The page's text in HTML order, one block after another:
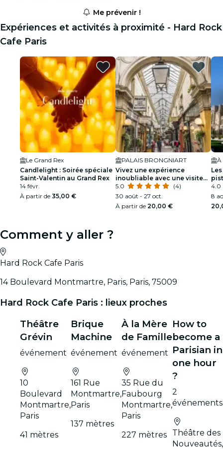
Me prévenir !
Expériences et activités à proximité - Hard Rock
Cafe Paris
Le Grand Rex
Candlelight : Soirée spéciale
Saint-Valentin au Grand Rex
14 févr.
À partir de 35,00 €
PALAIS BRONGNIART
Vivez une expérience
inoubliable avec une visite
théâtralisée des Passages
Couverts de Paris !
5.0
(4)
30 août - 27 oct.
À partir de 20,00 €
À
(en
4.0
8
Comment y aller ?
Hard Rock Cafe Paris
14 Boulevard Montmartre, Paris, Paris, 75009
Hard Rock Cafe Paris : lieux proches
Théâtre
Grévin
événement
10
Boulevard
Montmartre,
Paris
41 mètres
Brique
Machine
événement
161 Rue
Montmartre,
Paris
137 mètres
À la Mère
de Famille
événement
35 Rue du
Faubourg
Montmartre,
Paris
227 mètres
How to
become a
Parisian in
one hour
?
2
événements
Théâtre des
Nouveautés,